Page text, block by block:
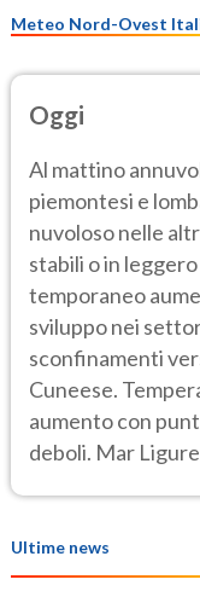
Meteo Nord-Ovest
Oggi
Al mattino
piemontesi e
nuvoloso nelle
stabili o in
temporaneo
sviluppo nei
sconfinamenti
Cuneese.
aumento con
deboli. Mar
Ultime news